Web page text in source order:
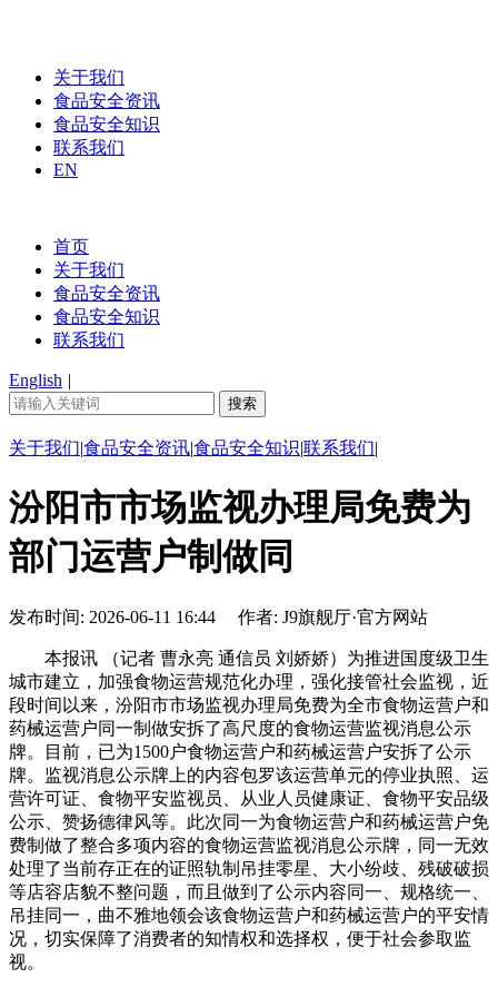
关于我们
食品安全资讯
食品安全知识
联系我们
EN
首页
关于我们
食品安全资讯
食品安全知识
联系我们
English |
关于我们|食品安全资讯|食品安全知识|联系我们|
汾阳市市场监视办理局免费为
部门运营户制做同
发布时间: 2026-06-11 16:44 作者: J9旗舰厅·官方网站
本报讯 （记者 曹永亮 通信员 刘娇娇）为推进国度级卫生
城市建立，加强食物运营规范化办理，强化接管社会监视，近
段时间以来，汾阳市市场监视办理局免费为全市食物运营户和
药械运营户同一制做安拆了高尺度的食物运营监视消息公示
牌。目前，已为1500户食物运营户和药械运营户安拆了公示
牌。监视消息公示牌上的内容包罗该运营单元的停业执照、运
营许可证、食物平安监视员、从业人员健康证、食物平安品级
公示、赞扬德律风等。此次同一为食物运营户和药械运营户免
费制做了整合多项内容的食物运营监视消息公示牌，同一无效
处理了当前存正在的证照轨制吊挂零星、大小纷歧、残破破损
等店容店貌不整问题，而且做到了公示内容同一、规格统一、
吊挂同一，曲不雅地领会该食物运营户和药械运营户的平安情
况，切实保障了消费者的知情权和选择权，便于社会参取监
视。